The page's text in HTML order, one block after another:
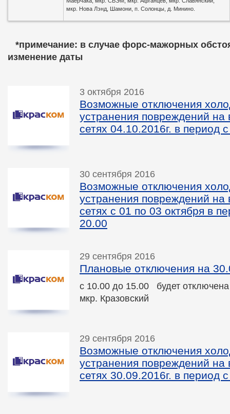
мкр. Нова Лэнд, Шамони, п. Солонцы, д. Минино.
*примечание: в случае форс-мажорных
изменение даты
3 октября 2016
Возможные отключения
устранения повреждений на
сетях 04.10.2016г. в период
30 сентября 2016
Возможные отключения
устранения повреждений на
сетях с 01 по 03 октября в
20.00
29 сентября 2016
Плановые отключения на
с 10.00 до 15.00 будет
мкр. Кразовский
29 сентября 2016
Возможные отключения
устранения повреждений на
сетях 30.09.2016г. в период